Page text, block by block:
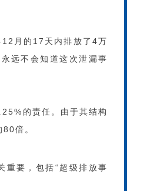
月的17天内排放了4万
远不会知道这次泄漏事
的责任。由于其结构
倍。
重要，包括“超级排放事